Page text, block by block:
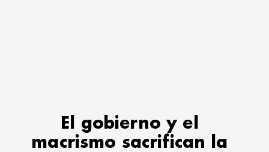
El gobierno y el
macrismo sacrifican la